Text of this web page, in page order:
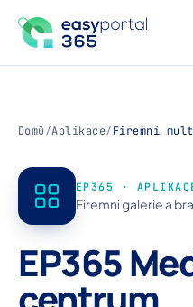
Domů/Aplikace/Firemní
EP365 ·
Firemní galerie a
EP365